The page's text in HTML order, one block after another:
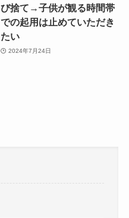
び捨て→子供が観る時間帯
での起用は止めていただき
たい
2024年7月24日